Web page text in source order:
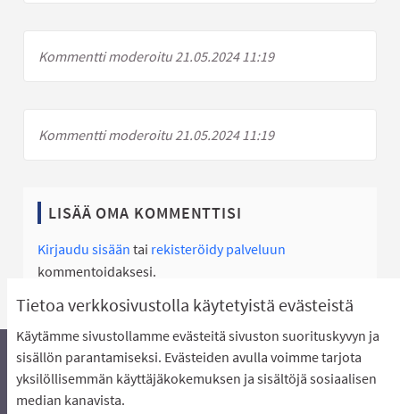
Tietoa verkkosivustolla käytetyistä evästeistä
Käytämme sivustollamme evästeitä sivuston suorituskyvyn ja
sisällön parantamiseksi. Evästeiden avulla voimme tarjota
yksilöllisemmän käyttäjäkokemuksen ja sisältöjä sosiaalisen
median kanavista.
Kommentti moderoitu 21.05.2024 11:19
Kommentti moderoitu 21.05.2024 11:19
LISÄÄ OMA KOMMENTTISI
Kirjaudu sisään tai rekisteröidy palveluun
kommentoidaksesi.
Äänestyksen pikaohjeet
Usein kysytyt kysymykset
Näin äänestät Asukasbudjetissa